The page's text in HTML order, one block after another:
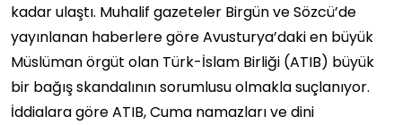
kadar ulaştı. Muhalif gazeteler Birgün ve Sözcü’de
yayınlanan haberlere göre Avusturya’daki en büyük
Müslüman örgüt olan Türk-İslam Birliği (ATIB) büyük
bir bağış skandalının sorumlusu olmakla suçlanıyor.
İddialara göre ATIB, Cuma namazları ve dini